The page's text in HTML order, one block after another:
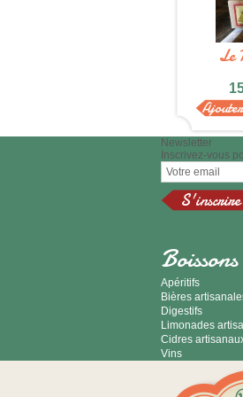
Le
Newsletter
Inscrivez-vous
Boissons
Apéritifs
Bières
Digestifs
Limonades
Cidres
Vins